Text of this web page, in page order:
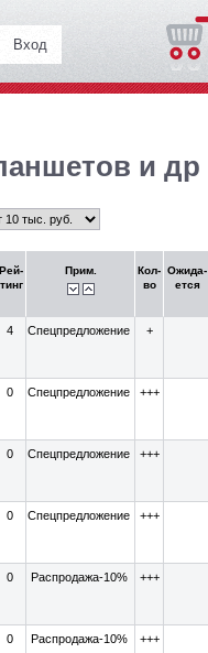
Вход
и др
Рей-
тинг
Прим.
Кол-
во
Ожида-
ется
4 Спецпредложение +
0 Спецпредложение +++
0 Спецпредложение +++
0 Спецпредложение +++
0 Распродажа-10% +++
0 Распродажа-10% +++